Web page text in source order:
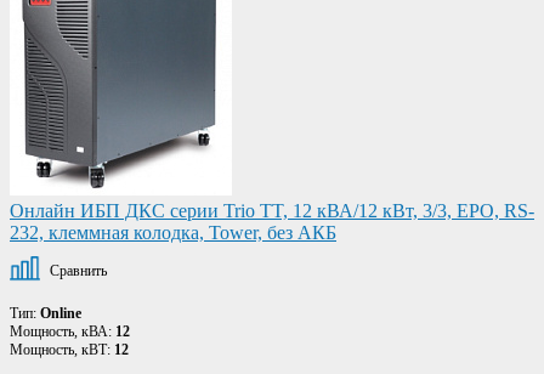
Онлайн ИБП ДКС серии Trio TT, 12 кВА/12 кВт, 3/3, EPO, RS-
232, клеммная колодка, Tower, без АКБ
Сравнить
Тип: Online
Мощность, кВА: 12
Мощность, кВТ: 12